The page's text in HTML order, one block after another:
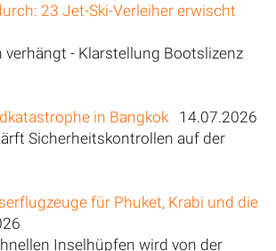
23 Jet-Ski-Verleiher erwischt
- Klarstellung Bootslizenz
in Bangkok14.07.2026
Sicherheitskontrollen auf der
für Phuket, Krabi und die
Inselhüpfen wird von der